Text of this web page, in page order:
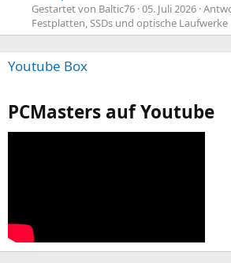
Gestartet von Baltic76 05. Juli 2026
Festplatten, SSDs und optische Laufwerke
Youtube Box
PCMasters auf Youtube